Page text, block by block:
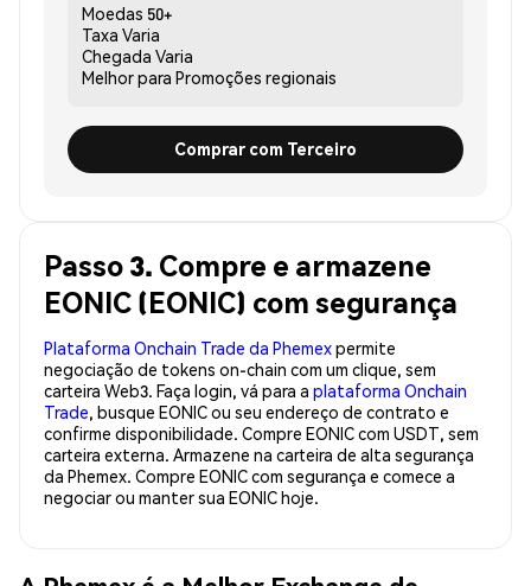
Moedas 50+
Taxa Varia
Chegada Varia
Melhor para Promoções regionais
Comprar com Terceiro
Passo 3. Compre e armazene
EONIC (EONIC) com segurança
Plataforma Onchain Trade da Phemexpermite
negociação de tokens on-chain com um clique, sem
carteira Web3. Faça login, vá para a plataforma Onchain
Trade, busque EONIC ou seu endereço de contrato e
confirme disponibilidade. Compre EONIC com USDT, sem
carteira externa. Armazene na carteira de alta segurança
da Phemex. Compre EONIC com segurança e comece a
negociar ou manter sua EONIC hoje.